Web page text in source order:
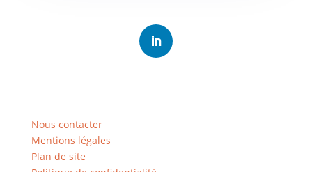
Nous contacter
Mentions légales
Plan de site